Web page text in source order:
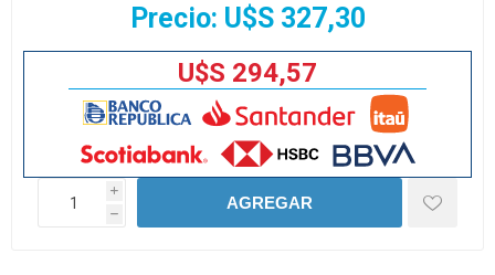
Precio: U$S 327,30
U$S 294,57
i
h
AGREGAR